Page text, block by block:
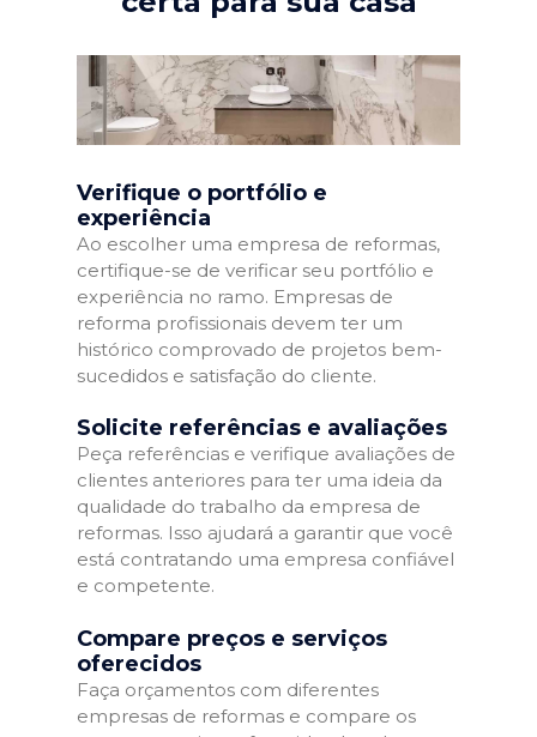
Verifique o portfólio e
experiência
Ao escolher uma empresa de reformas,
certifique-se de verificar seu portfólio e
experiência no ramo. Empresas de
reforma profissionais devem ter um
histórico comprovado de projetos bem-
sucedidos e satisfação do cliente.
Solicite referências e avaliações
Peça referências e verifique avaliações de
clientes anteriores para ter uma ideia da
qualidade do trabalho da empresa de
reformas. Isso ajudará a garantir que você
está contratando uma empresa confiável
e competente.
Compare preços e serviços
oferecidos
Faça orçamentos com diferentes
empresas de reformas e compare os